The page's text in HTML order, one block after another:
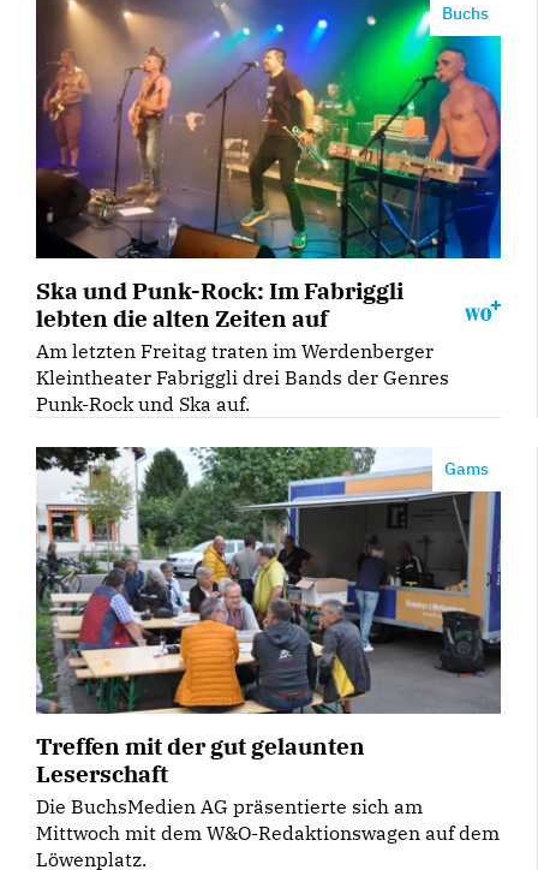
Buchs
Ska und Punk-Rock: Im Fabriggli
lebten die alten Zeiten auf
Am letzten Freitag traten im Werdenberger
Kleintheater Fabriggli drei Bands der Genres
Punk-Rock und Ska auf.
Gams
Treffen mit der gut gelaunten
Leserschaft
Die BuchsMedien AG präsentierte sich am
Mittwoch mit dem W&O-Redaktionswagen auf dem
Löwenplatz.